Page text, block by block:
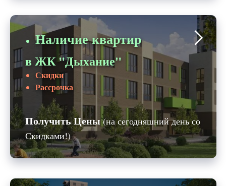
Наличие квартир
в ЖК "Дыхание"
Скидки
Рассрочка
Получить Цены(на сегодняшний день со
Скидками!)